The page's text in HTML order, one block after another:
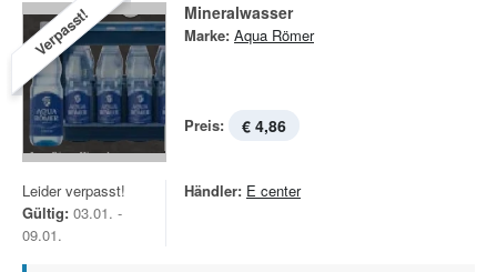
Verpasst! Mineralwasser
Marke: Aqua Römer
Preis: € 4,86
Leider verpasst!
Gültig: 03.01. -
09.01.
Händler: E center